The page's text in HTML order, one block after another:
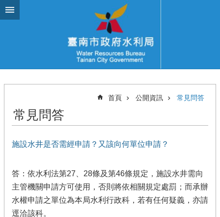
跳到主要內容區塊
首頁 公開資訊 常見問答
常見問答
施設水井是否需經申請？又該向何單位申請？
答：依水利法第27、28條及第46條規定，施設水井需向
主管機關申請方可使用，否則將依相關規定處罰；而承辦
水權申請之單位為本局水利行政科，若有任何疑義，亦請
逕洽該科。